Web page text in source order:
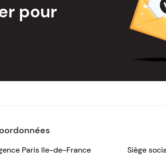
pour
Paris Ile-de-France Siège